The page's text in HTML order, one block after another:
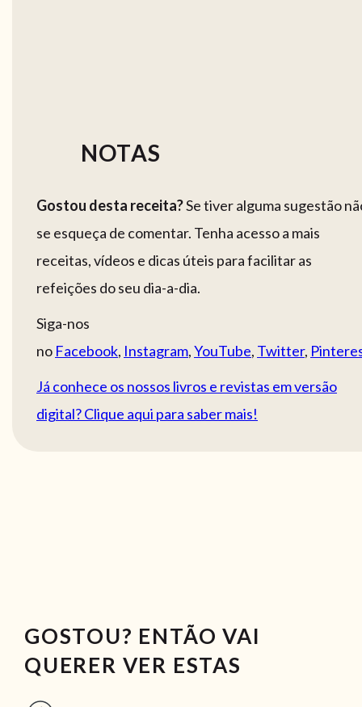
NOTAS
Gostou desta receita?Se tiver alguma sugestão
se esqueça de comentar. Tenha acesso a mais
receitas, vídeos e dicas úteis para facilitar as
refeições do seu dia-a-dia.
Siga-nos
no Facebook, Instagram,YouTube, Twitter,
Já conhece os nossos livros e revistas em versão
digital? Clique aqui para saber mais!
GOSTOU? ENTÃO VAI
QUERER VER ESTAS